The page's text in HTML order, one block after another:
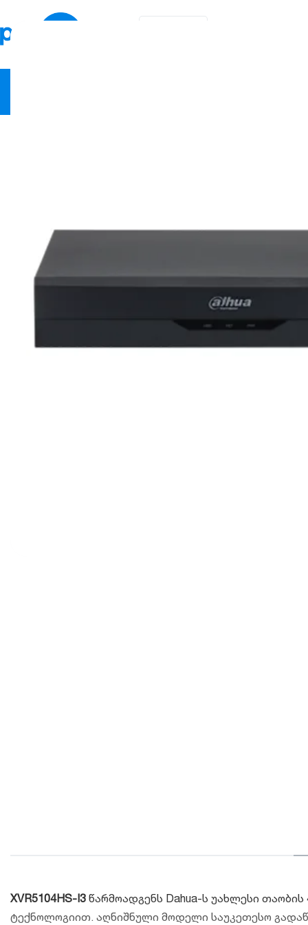
XVR5104HS-I3 წარმოადგენს Dahua-ს უახლესი
ტექნოლოგიით. აღნიშნული მოდელი საუკეთესო